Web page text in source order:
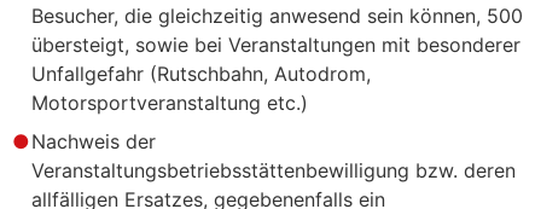
Besucher, die gleichzeitig anwesend sein können, 500
übersteigt, sowie bei Veranstaltungen mit besonderer
Unfallgefahr (Rutschbahn, Autodrom,
Motorsportveranstaltung etc.)
Nachweis der
Veranstaltungsbetriebsstättenbewilligung bzw. deren
allfälligen Ersatzes, gegebenenfalls ein